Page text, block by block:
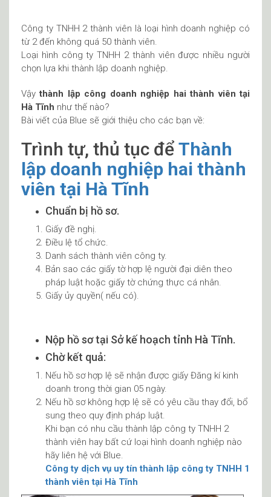
Công ty TNHH 2 thành viên là loại hình doanh nghiệp có
từ 2 đến không quá 50 thành viên.
Loại hình công ty TNHH 2 thành viên được nhiều người
chọn lựa khi thành lập doanh nghiệp.
Vậythành lập công doanh nghiệp hai thành viên tại
Hà Tĩnh như thế nào?
Bài viết của Blue sẽ giới thiệu cho các bạn về:
Trình tự, thủ tục để Thành
lập doanh nghiệp hai thành
viên tại Hà Tĩnh
Chuẩn bị hồ sơ.
Giấy đề nghị.
Điều lệ tổ chức.
Danh sách thành viên công ty.
Bản sao các giấy tờ hợp lệ người đại diên theo
pháp luật hoặc giấy tờ chứng thực cá nhân.
Giấy ủy quyền( nếu có).
Nộp hồ sơ tại Sở kế hoạch tỉnh Hà Tĩnh.
Chờ kết quả:
Nếu hồ sơ hợp lệ sẽ nhận được giấy Đăng kí kinh
doanh trong thời gian 05 ngày.
Nếu hồ sơ không hợp lệ sẽ có yêu cầu thay đổi, bổ
sung theo quy định pháp luật.
Khi bạn có nhu cầu thành lập công ty TNHH 2
thành viên hay bất cứ loại hình doanh nghiệp nào
hãy liên hệ với Blue.
Công ty dịch vụ uy tín thành lập công ty TNHH 1
thành viên tại Hà Tĩnh